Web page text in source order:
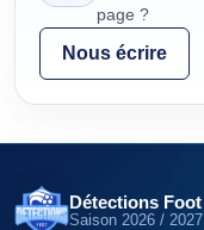
page ?
Nous écrire
Détections Foot
Saison 2026 / 2027